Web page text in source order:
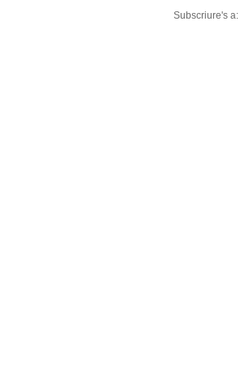
Subscriure's a: